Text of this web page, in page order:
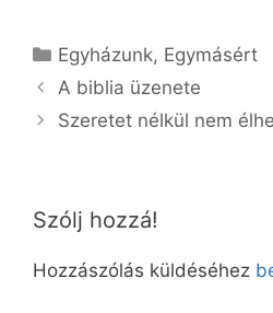
Kategória
Egyházunk, Egymásért
A biblia üzenete
Szeretet nélkül nem
Szólj hozzá!
Hozzászólás küldéséhez